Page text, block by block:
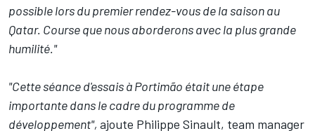
possible lors du premier rendez-vous de la saison au
Qatar. Course que nous aborderons avec la plus grande
humilité."
"Cette séance d'essais à Portimão était une étape
importante dans le cadre du programme de
développement", ajoute Philippe Sinault, team manager